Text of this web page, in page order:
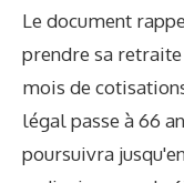
Le document
prendre sa retraite
mois de
légal passe à 66
poursuivra